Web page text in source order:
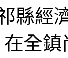
縣經
全